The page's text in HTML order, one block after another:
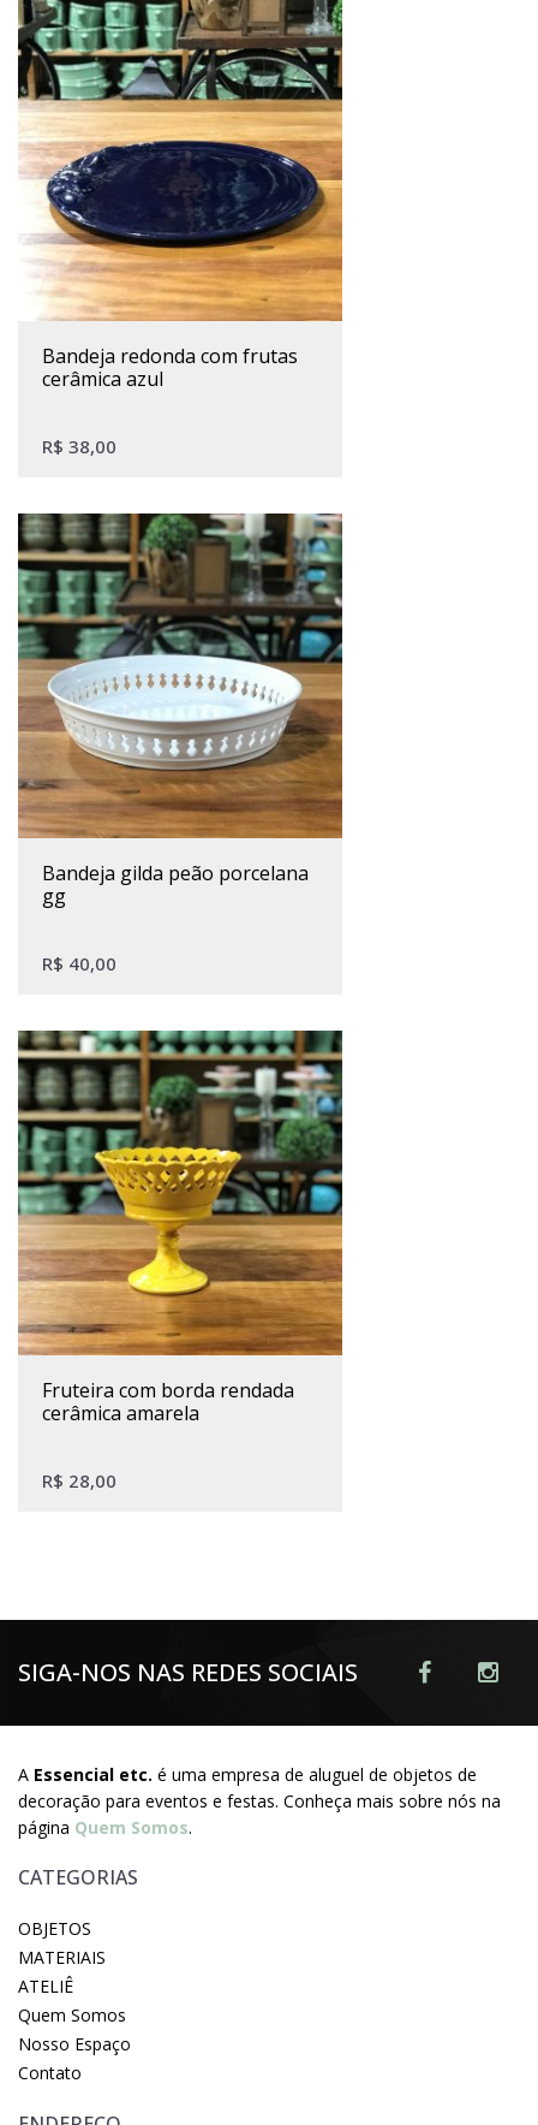
bandeja redonda com frutas
cerâmica azul
R$ 38,00
bandeja gilda peão porcelana
gg
R$ 40,00
fruteira com borda rendada
cerâmica amarela
R$ 28,00
SIGA-NOS NAS REDES SOCIAIS
A Essencial etc. é uma empresa de aluguel de objetos de
decoração para eventos e festas. Conheça mais sobre nós na
página Quem Somos.
CATEGORIAS
OBJETOS
MATERIAIS
ATELIÊ
Quem Somos
Nosso Espaço
Contato